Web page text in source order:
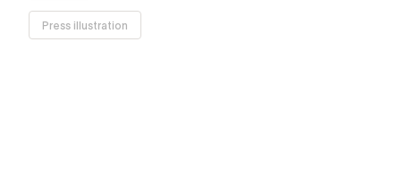
le filtre
Press illustration